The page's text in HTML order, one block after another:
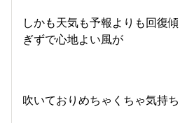
しかも天気も予報よりも回復
ぎずで心地よい風が
吹いておりめちゃくちゃ気持ち